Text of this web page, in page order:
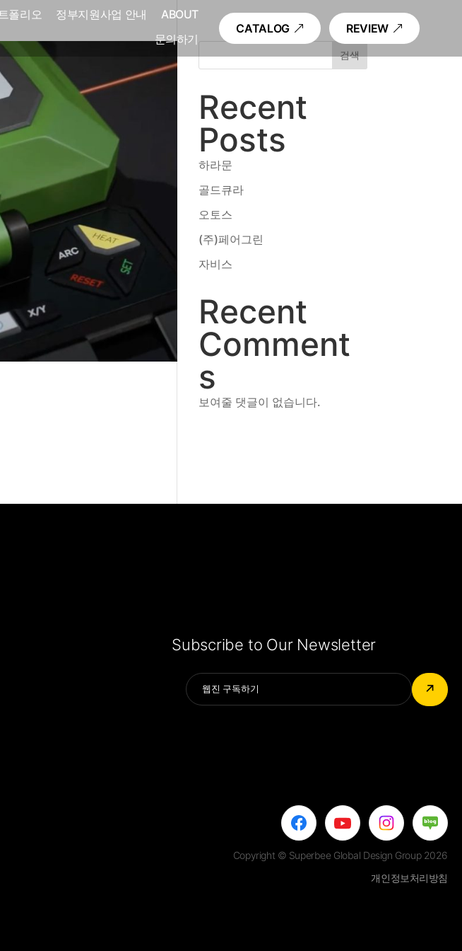
폴리오 정부지원사업 안내
ABOUT
문의하기
CATALOG REVIEW
검색
Recent
Posts
하라문
골드큐라
오토스
(주)페어그린
자비스
Recent
Comment
s
보여줄 댓글이 없습니다.
Subscribe to Our Newsletter
↗
Alternative:
Copyright © Superbee Global Design Group 2026
개인정보처리방침